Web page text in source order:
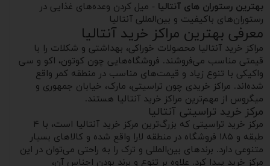
بهترین رستوران های آنتالیا - میل کردن وعده‌های غذایی در
رستوران‌های باکیفیت و بین‌المللی آنتالیا
معرفی بهترین مراکز خرید آنتالیا
مراکز خرید آنتالیا محصولات خوراکی، بهداشتی و شکلات را با
قیمتی مناسب می‌فروشند. فروشگاه‌هایی چون کوتون، اکو و سی
واکیکی با تنوع زیاد و قیمت‌های مناسب در منطقه کمر واقع
شده‌اند. مراکز خریدی چون تراسیتی، مارک، خیابان جمهوری و
میگروس از مهم‌ترین مراکز خرید آنتالیا هستند.
مرکز خرید تراسیتی آنتالیا
مرکز خرید تراسیتی که بزرگ‌ترین مرکز خرید آنتالیا است، با ۴
طبقه و ۱۸۵ فروشگاه در منطقه لارا واقع شده و کالاهای بسیار
متنوعی دارد. برندهای بین‌المللی و ترک را به راحتی می‌توان در این
مرکز خرید پیدا کرد. علاوه بر تنوع و برند بودن اجناس آن،